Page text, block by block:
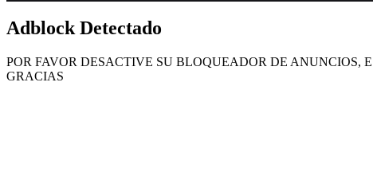
Adblock Detectado
POR FAVOR DESACTIVE SU BLOQUEADOR DE
GRACIAS